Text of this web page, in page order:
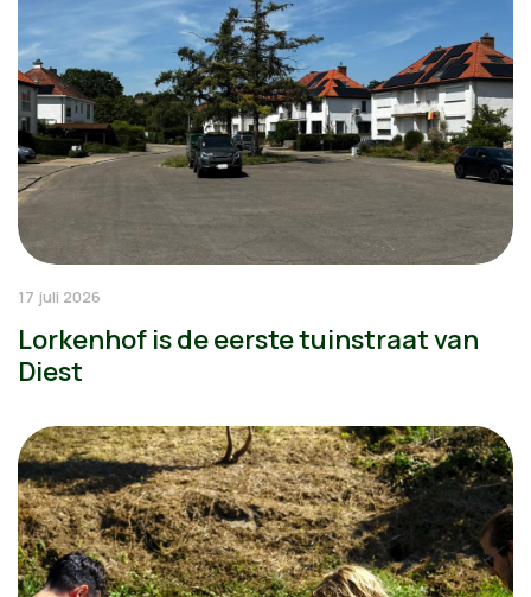
17 juli 2026
Lorkenhof is de eerste tuinstraat van
Diest